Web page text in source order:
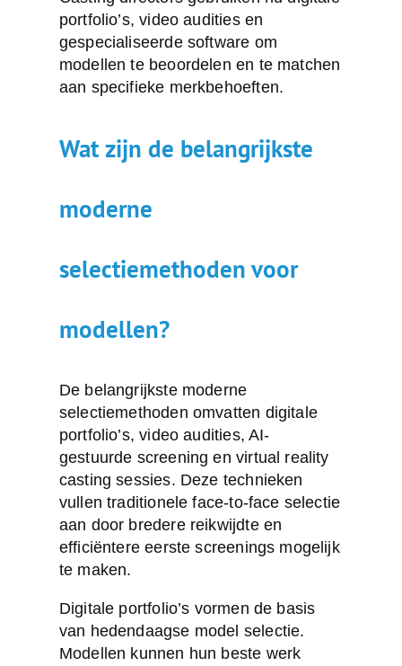
portfolio’s, video audities en
gespecialiseerde software om
modellen te beoordelen en te matchen
aan specifieke merkbehoeften.
Wat zijn de belangrijkste
moderne
selectiemethoden voor
modellen?
De belangrijkste moderne
selectiemethoden omvatten digitale
portfolio’s, video audities, AI-
gestuurde screening en virtual reality
casting sessies. Deze technieken
vullen traditionele face-to-face selectie
aan door bredere reikwijdte en
efficiëntere eerste screenings mogelijk
te maken.
Digitale portfolio’s vormen de basis
van hedendaagse model selectie.
Modellen kunnen hun beste werk